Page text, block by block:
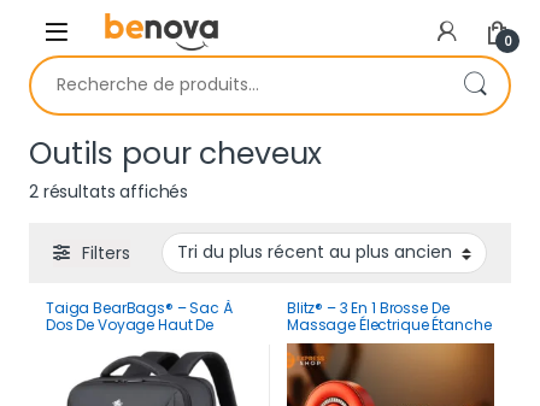
Skip to navigation
Skip to content
0
Recherche pour :
Outils pour cheveux
2 résultats affichés
Filters
Taiga BearBags® – Sac À
Dos De Voyage Haut De
Ordinateur Portable Pour
Hommes Et Femmes
Blitz® – 3 En 1 Brosse De
Massage Électrique Étanche
Et Rechargeable Pour
Relaxation Et Croissance
Des Cheveux